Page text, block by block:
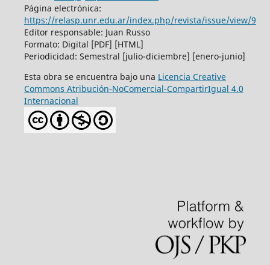
Página electrónica:
https://relasp.unr.edu.ar/index.php/revista/issue/view/9
Editor responsable: Juan Russo
Formato: Digital [PDF] [HTML]
Periodicidad: Semestral [julio-diciembre] [enero-junio]
Esta obra se encuentra bajo una Licencia Creative
Commons Atribución-NoComercial-CompartirIgual 4.0
Internacional